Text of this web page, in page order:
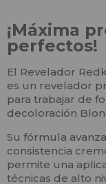
¡Máxima
perfectos!
El Revelador
es un revelador
para trabajar de
decoloración
Su fórmula
consistencia
permite una
técnicas de alto